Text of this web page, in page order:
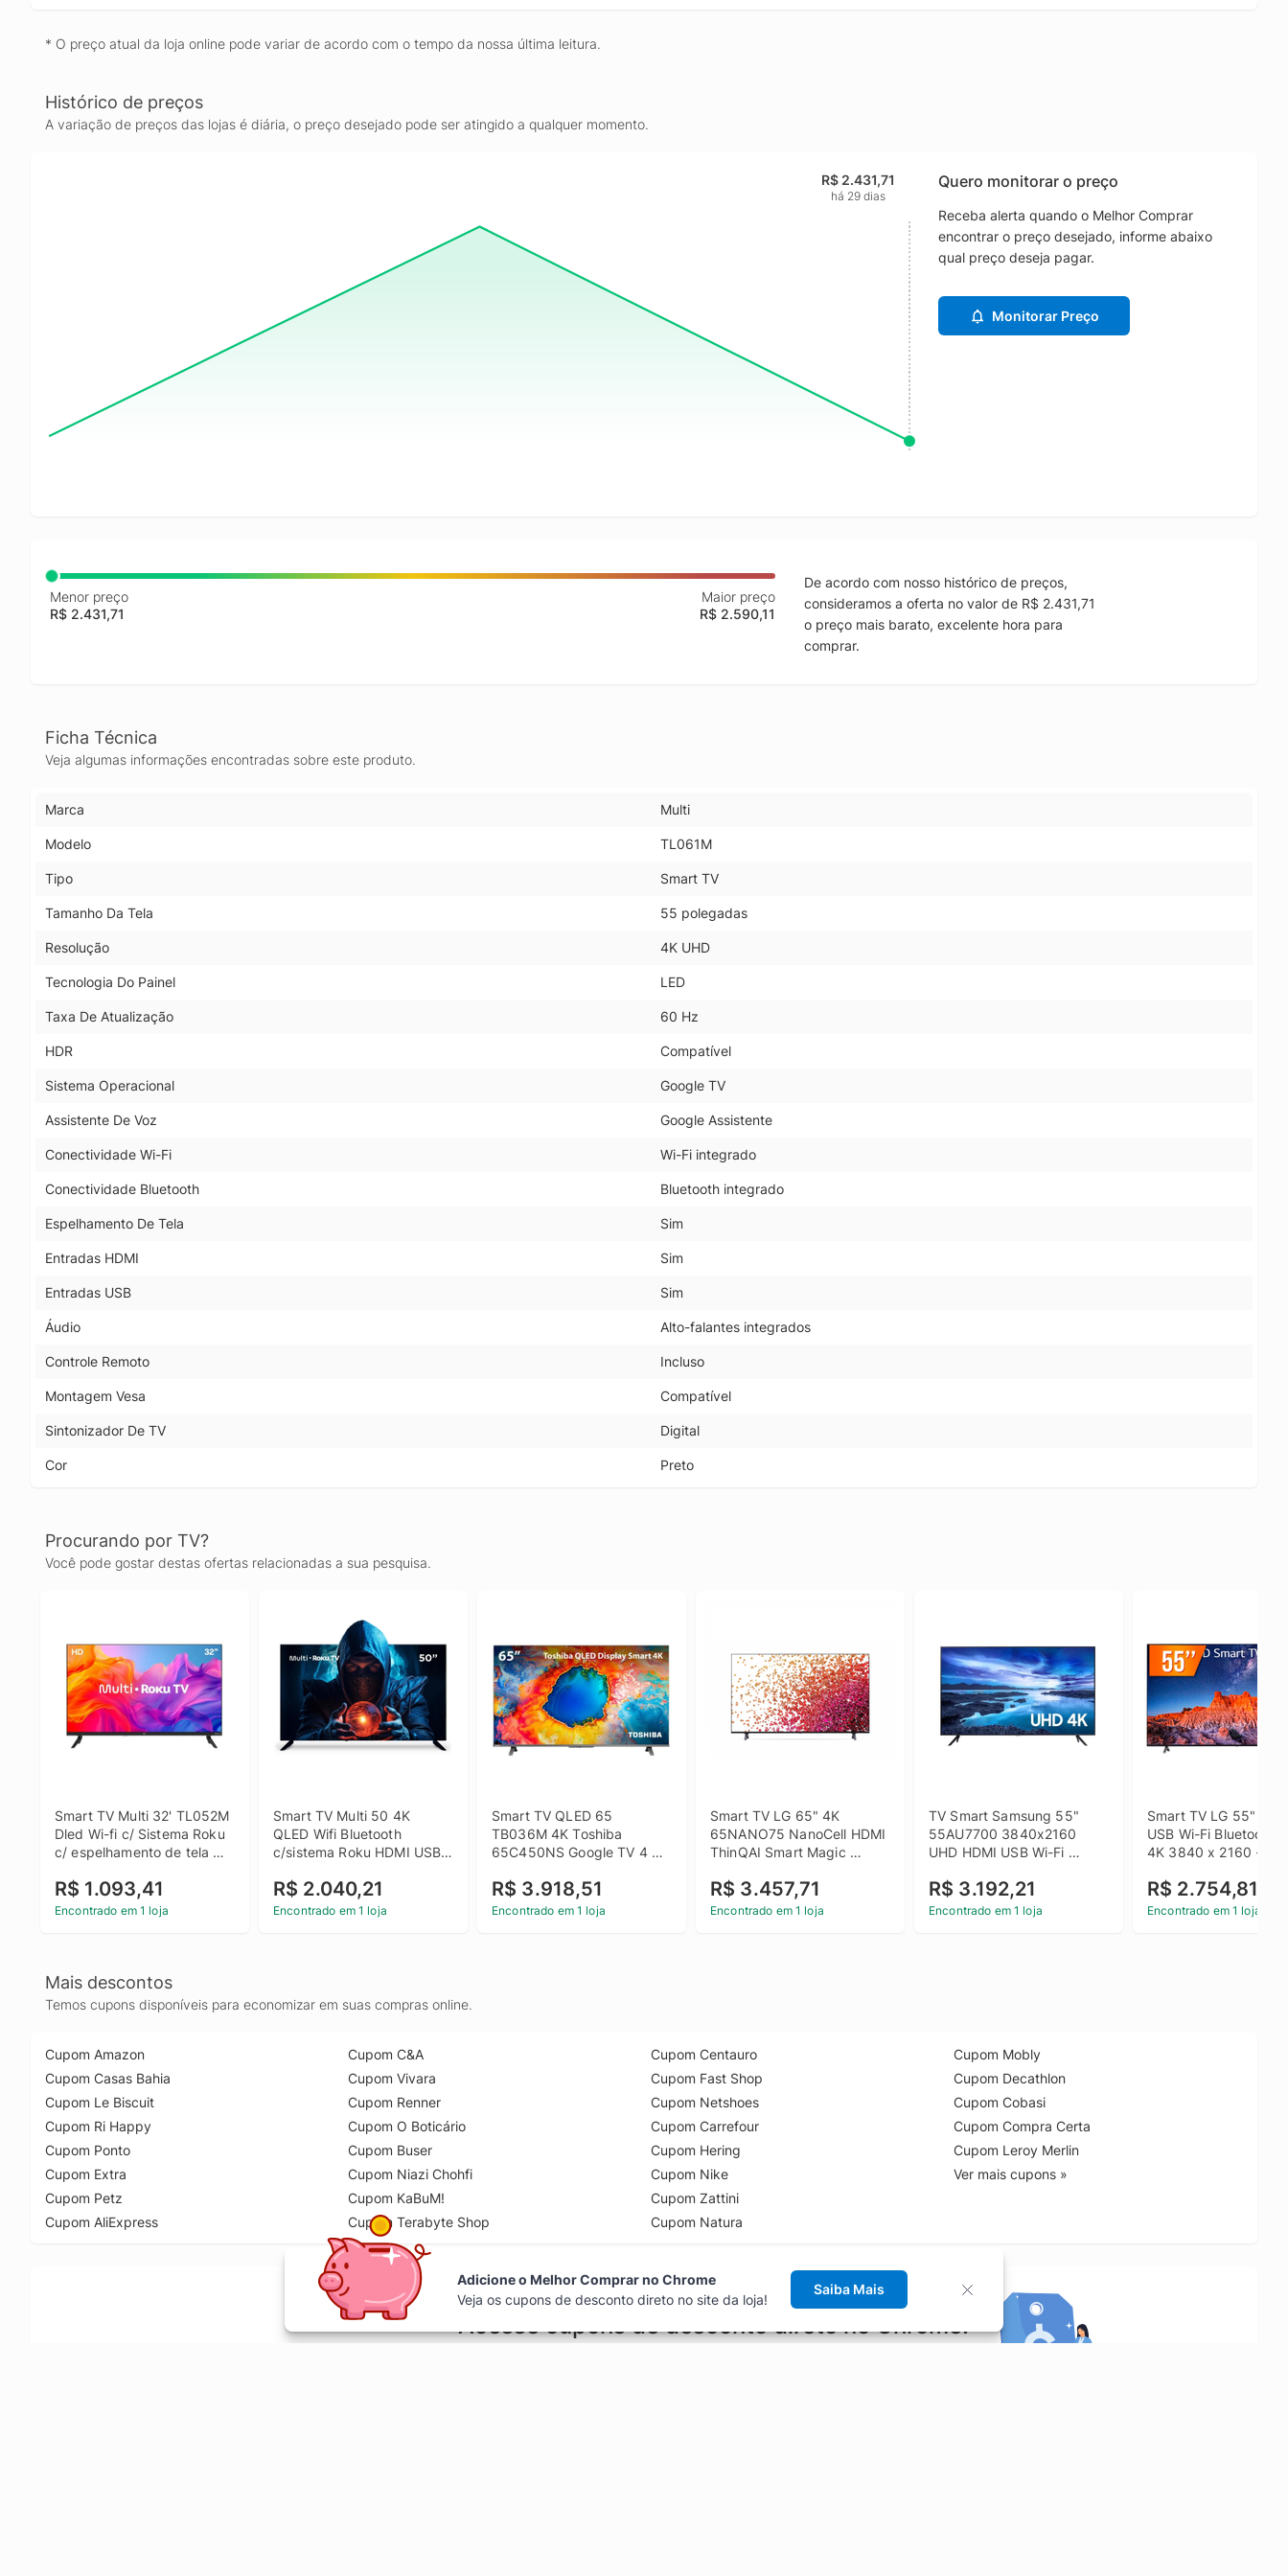
* O preço atual da loja online pode variar de acordo com o tempo da nossa última leitura.
Histórico de preços
A variação de preços das lojas é diária, o preço desejado pode ser atingido a qualquer momento.
R$ 2.431,71
há 29 dias
Quero monitorar o preço
Receba alerta quando o Melhor Comprar
encontrar o preço desejado, informe abaixo
qual preço deseja pagar.
Monitorar Preço
Menor preço
R$ 2.431,71
Maior preço
R$ 2.590,11
De acordo com nosso histórico de preços,
consideramos a oferta no valor de R$ 2.431,71
o preço mais barato, excelente hora para
comprar.
Ficha Técnica
Veja algumas informações encontradas sobre este produto.
Marca Multi
Modelo TL061M
Tipo Smart TV
Tamanho Da Tela 55 polegadas
Resolução 4K UHD
Tecnologia Do Painel LED
Taxa De Atualização 60 Hz
HDR Compatível
Sistema Operacional Google TV
Assistente De Voz Google Assistente
Conectividade Wi-Fi Wi-Fi integrado
Conectividade Bluetooth Bluetooth integrado
Espelhamento De Tela Sim
Entradas HDMI Sim
Entradas USB Sim
Áudio Alto-falantes integrados
Controle Remoto Incluso
Montagem Vesa Compatível
Sintonizador De TV Digital
Cor Preto
Procurando por TV?
Você pode gostar destas ofertas relacionadas a sua pesquisa.
Smart TV Multi 32' TL052M
Dled Wi-fi c/ Sistema Roku
c/ espelhamento de tela
R$ 1.093,41
Encontrado em 1 loja
Smart TV Multi 50 4K
QLED Wifi Bluetooth
c/sistema Roku HDMI USB
R$ 2.040,21
Encontrado em 1 loja
Smart TV QLED 65
TB036M 4K Toshiba
65C450NS Google TV 4
R$ 3.918,51
Encontrado em 1 loja
Smart TV LG 65" 4K
65NANO75 NanoCell HDMI
ThinQAI Smart Magic
R$ 3.457,71
Encontrado em 1 loja
TV Smart Samsung 55"
55AU7700 3840x2160
UHD HDMI USB Wi-Fi
R$ 3.192,21
Encontrado em 1 loja
Smart TV LG 55"
USB Wi-Fi Bluetooth
4K 3840 x 2160 -
R$ 2.754,81
Encontrado em 1 loja
Mais descontos
Temos cupons disponíveis para economizar em suas compras online.
Cupom Amazon
Cupom Casas Bahia
Cupom Le Biscuit
Cupom Ri Happy
Cupom Ponto
Cupom Extra
Cupom Petz
Cupom AliExpress
Cupom C&A
Cupom Vivara
Cupom Renner
Cupom O Boticário
Cupom Buser
Cupom Niazi Chohfi
Cupom KaBuM!
Cupom Terabyte Shop
Cupom Centauro
Cupom Fast Shop
Cupom Netshoes
Cupom Carrefour
Cupom Hering
Cupom Nike
Cupom Zattini
Cupom Natura
Cupom Mobly
Cupom Decathlon
Cupom Cobasi
Cupom Compra Certa
Cupom Leroy Merlin
Ver mais cupons »
Acesse cupons de desconto direto no Chrome!
Adicione o Melhor Comprar no Chrome
Veja os cupons de desconto direto no site da loja!
Saiba Mais